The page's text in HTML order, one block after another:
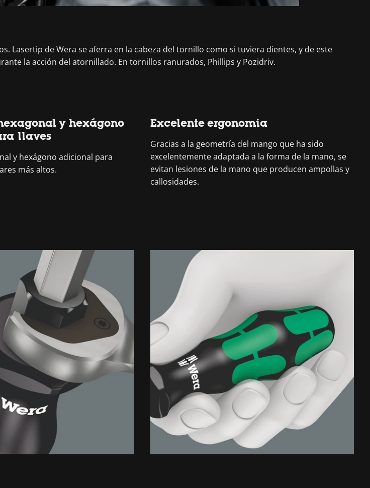
Lasertip de Wera se aferra en la cabeza del tornillo como si tuviera dientes, y de este
la acción del atornillado. En tornillos ranurados, Phillips y Pozidriv.
y hexágono
llaves
y hexágono adicional para
más altos.
Excelente ergonomia
Gracias a la geometría del mango que ha sido
excelentemente adaptada a la forma de la mano, se
evitan lesiones de la mano que producen ampollas y
callosidades.